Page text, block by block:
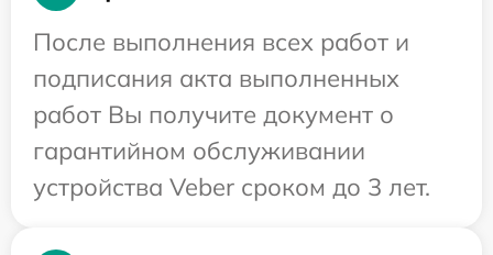
После выполнения всех работ и
подписания акта выполненных
работ Вы получите документ о
гарантийном обслуживании
устройства Veber сроком до 3 лет.